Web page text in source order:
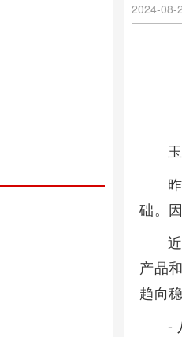
2024-08-
础。
产品
趋向
-